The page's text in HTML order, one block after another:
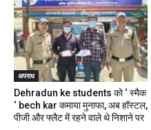
अपराध
Dehradun ke students को ‘ स्मैक
‘ bech kar कमाया मुनाफा, अब हॉस्टल,
पीजी और फ्लैट में रहने वाले थे निशाने पर